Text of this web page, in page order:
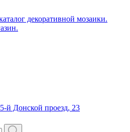
5-й Донской проезд, 23